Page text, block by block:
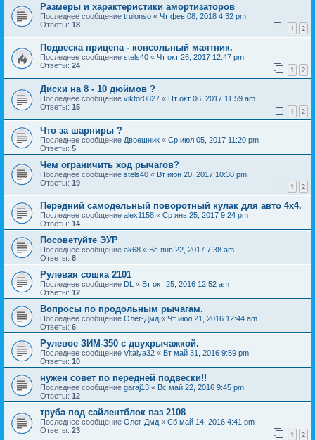
Размеры и характеристики амортизаторов
Последнее сообщение trulonso « Чт фев 08, 2018 4:32 pm
Ответы: 18 1 2
Подвеска прицепа - консольный маятник.
Последнее сообщение stels40 « Чт окт 26, 2017 12:47 pm
Ответы: 24 1 2
Диски на 8 - 10 дюймов ?
Последнее сообщение viktor0827 « Пт окт 06, 2017 11:59 am
Ответы: 15 1 2
Что за шарниры ?
Последнее сообщение Двоешник « Ср июл 05, 2017 11:20 pm
Ответы: 5
Чем ограничить ход рычагов?
Последнее сообщение stels40 « Вт июн 20, 2017 10:38 pm
Ответы: 19 1 2
Передний самодельный поворотный кулак для авто 4х4.
Последнее сообщение alex1158 « Ср янв 25, 2017 9:24 pm
Ответы: 14
Посоветуйте ЭУР
Последнее сообщение ak68 « Вс янв 22, 2017 7:38 am
Ответы: 8
Рулевая сошка 2101
Последнее сообщение DL « Вт окт 25, 2016 12:52 am
Ответы: 12
Вопросы по продольным рычагам.
Последнее сообщение Олег-Дмд « Чт июл 21, 2016 12:44 am
Ответы: 6
Рулевое ЗИМ-350 с двухрычажкой.
Последнее сообщение Vitalya32 « Вт май 31, 2016 9:59 pm
Ответы: 10
нужен совет по передней подвески!!
Последнее сообщение garaj13 « Вс май 22, 2016 9:45 pm
Ответы: 12
труба под сайлентблок ваз 2108
Последнее сообщение Олег-Дмд « Сб май 14, 2016 4:41 pm
Ответы: 23 1 2